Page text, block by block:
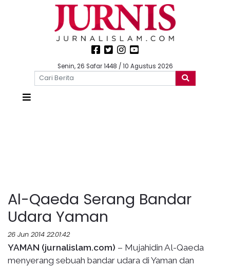
Senin, 26 Safar 1448 / 10 Agustus 2026
Al-Qaeda Serang Bandar
Udara Yaman
26 Jun 2014 22:01:42
YAMAN (jurnalislam.com) – Mujahidin Al-Qaeda
menyerang sebuah bandar udara di Yaman dan